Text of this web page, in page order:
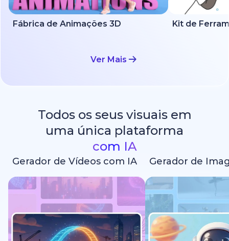
Fábrica de Animações 3D
Ver Mais
Todos os seus visuais em
uma única plataforma
com IA
Gerador de Vídeos com IA